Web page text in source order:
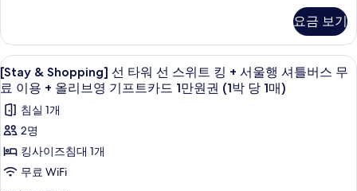
스
키
친
조
식
2
인
+
쉐
프
스
키
친
조
식
2
인
트
더
블
퀸
+
서
울
행
타
워
선
스
위
트
더
퀸
+
요금 보기
[Stay
&
Shopping]
선
타
워
선
오리/거위털 이불, 미니바, 객실 내 금
5
[Stay & Shopping] 선 타워 선 스위트 킹 + 서울행 셔틀버스 무
료 이용 + 올리브영 기프트카드 1만원권 (1박 당 1매)
침실 1개
2명
킹사이즈침대 1개
무료 WiFi